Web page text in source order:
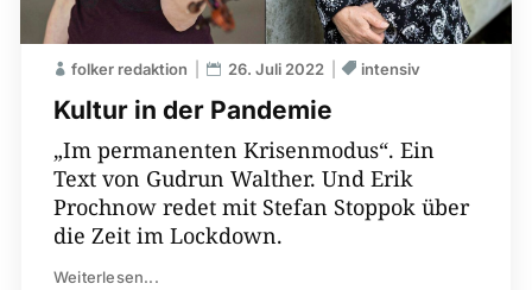
Kultur in der Pandemie
folker redaktion 26. Juli 2022 intensiv
„Im permanenten Krisenmodus“. Ein
Text von Gudrun Walther. Und Erik
Prochnow redet mit Stefan Stoppok über
die Zeit im Lockdown.
Weiterlesen...